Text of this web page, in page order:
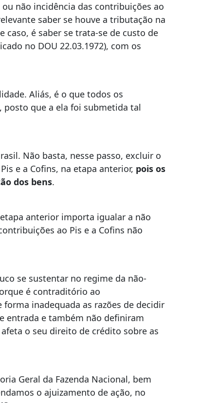
não incidência das contribuições ao
saber se houve a tributação na
é saber se trata-se de custo de
no DOU 22.03.1972), com os
Aliás, é o que todos os
posto que a ela foi submetida tal
Não basta, nesse passo, excluir o
e a Cofins, na etapa anterior, pois os
dos bens.
anterior importa igualar a não
ao Pis e a Cofins não
se sustentar no regime da não-
é contraditório ao
inadequada as razões de decidir
entrada e também não definiram
o seu direito de crédito sobre as
Geral da Fazenda Nacional, bem
o ajuizamento de ação, no